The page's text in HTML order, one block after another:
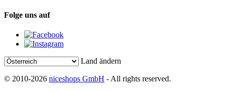
Folge uns auf
Land ändern
© 2010-2026 niceshops GmbH - All rights reserved.